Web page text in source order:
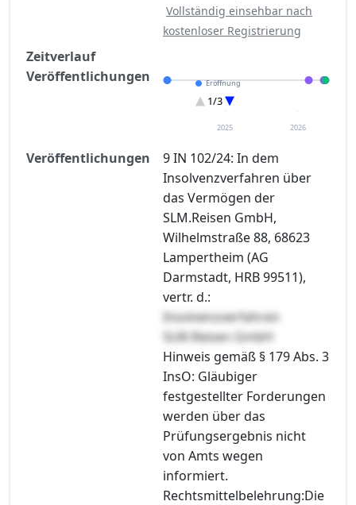
Vollständig einsehbar nach
kostenloser Registrierung
Zeitverlauf
Veröffentlichungen
Eröffnung
Entscheidung im Verfahren
Verteilungsverzeichnisse
1/3
2025 2026
Veröffentlichungen
9 IN 102/24: In dem
Insolvenzverfahren über
das Vermögen der
SLM.Reisen GmbH,
Wilhelmstraße 88, 68623
Lampertheim (AG
Darmstadt, HRB 99511),
vertr. d.:
Insolvenzverfahren
SLM.Reisen GmbH
Hinweis gemäß § 179 Abs. 3
InsO: Gläubiger
festgestellter Forderungen
werden über das
Prüfungsergebnis nicht
von Amts wegen
informiert.
Rechtsmittelbelehrung:Die